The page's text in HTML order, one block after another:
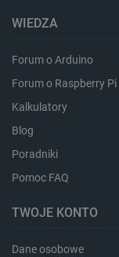
WIEDZA
Forum o Arduino
Forum o Raspberry Pi
Kalkulatory
Blog
Poradniki
Pomoc FAQ
TWOJE KONTO
Dane osobowe